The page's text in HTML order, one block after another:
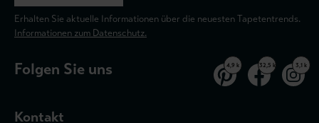
Erhalten Sie aktuelle Informationen über die neuesten Tapetentrends.
Informationen zum Datenschutz.
Folgen Sie uns 4,9 k 32,5 k 3,1 k
Kontakt